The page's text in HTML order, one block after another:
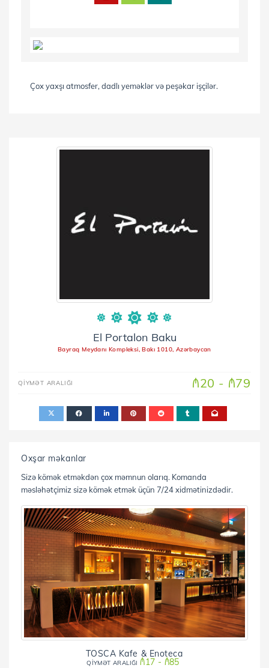
Çox yaxşı atmosfer, dadlı yeməklər və peşəkar işçilər.
El Portalon Baku
Bayraq Meydanı Kompleksi, Bakı 1010, Azərbaycan
QİYMƏT ARALIĞI ₼20 - ₼79
Oxşar məkanlar
Sizə kömək etməkdən çox məmnun olarıq. Komanda
məsləhətçimiz sizə kömək etmək üçün 7/24 xidmətinizdədir.
TOSCA Kafe & Enoteca
QİYMƏT ARALIĞI₼17 - ₼85